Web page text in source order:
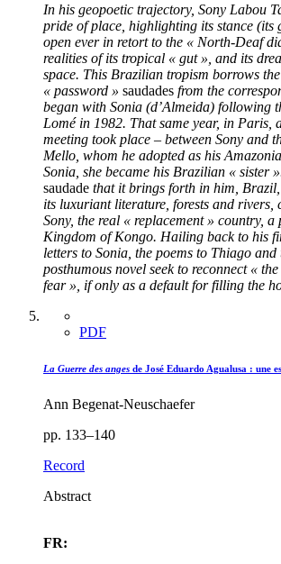
In his geopoetic trajectory, Sony Labou
pride of place, highlighting its stance (its
open ever in retort to the « North-Deaf
realities of its tropical « gut », and its
space. This Brazilian tropism borrows
« password » saudades from the
began with Sonia (d’Almeida) following
Lomé in 1982. That same year, in Paris,
meeting took place – between Sony and
Mello, whom he adopted as his
Sonia, she became his Brazilian « sister
saudade that it brings forth in him,
its luxuriant literature, forests and rivers,
Sony, the real « replacement » country,
Kingdom of Kongo. Hailing back to his
letters to Sonia, the poems to Thiago and
posthumous novel seek to reconnect «
fear », if only as a default for filling the
PDF
La Guerre des anges de José Eduardo Agualusa : une
Ann Begenat-Neuschaefer
pp. 133–140
Record
Abstract
FR: